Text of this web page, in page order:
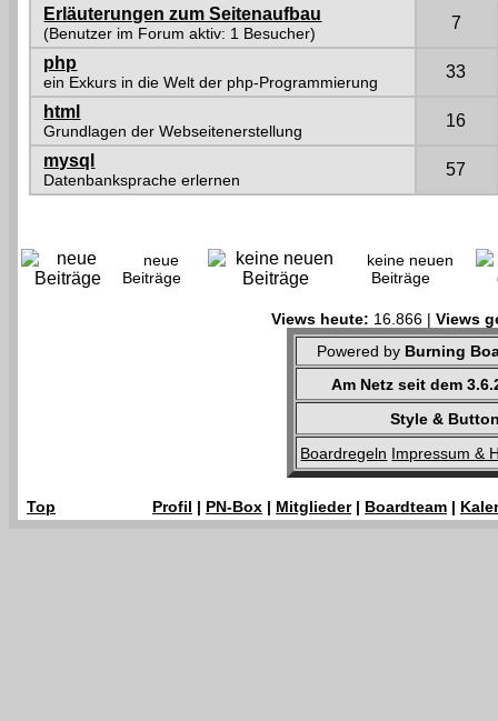
Erläuterungen zum Seitenaufbau
(Benutzer im Forum aktiv: 1 Besucher)
7
php
ein Exkurs in die Welt der php-Programmierung
33
html
Grundlagen der Webseitenerstellung
16
mysql
Datenbanksprache erlernen
57
neue
Beiträge
keine neuen
Beiträge
Views heute: 16.866 | Views
Powered by Burning
Am Netz seit dem
Style &
Boardregeln Impressum &
Top Profil | PN-Box | Mitglieder| Boardteam |